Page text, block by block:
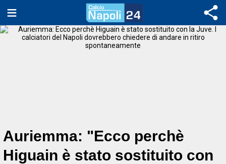
Auriemma: "Ecco perchè
Higuain è stato sostituito con